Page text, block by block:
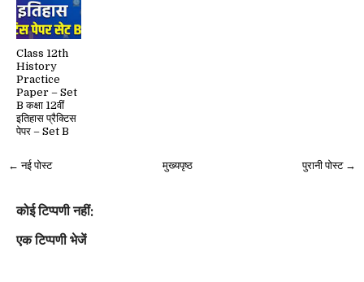
Class 12th
History
Practice
Paper – Set
B कक्षा 12वीं
इतिहास प्रैक्टिस
पेपर – Set B
← नई पोस्ट पुरानी पोस्ट →
मुख्यपृष्ठ
कोई टिप्पणी नहीं:
एक टिप्पणी भेजें